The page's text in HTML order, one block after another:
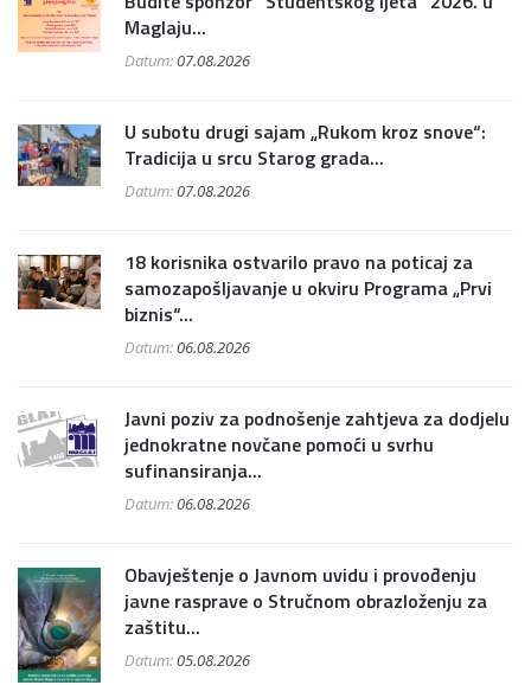
Maglaju...
Datum:07.08.2026
U subotu drugi sajam „Rukom kroz snove“:
Tradicija u srcu Starog grada...
Datum:07.08.2026
18 korisnika ostvarilo pravo na poticaj za
samozapošljavanje u okviru Programa „Prvi
biznis“...
Datum:06.08.2026
Javni poziv za podnošenje zahtjeva za dodjelu
jednokratne novčane pomoći u svrhu
sufinansiranja...
Datum:06.08.2026
Obavještenje o Javnom uvidu i provođenju
javne rasprave o Stručnom obrazloženju za
zaštitu...
Datum:05.08.2026